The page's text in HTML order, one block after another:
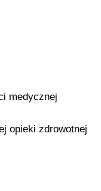
medycznej
opieki zdrowotnej